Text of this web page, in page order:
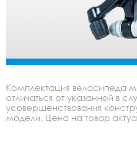
Комплектация велосипеда
отличаться от указанной в
усовершенствования
модели. Цена на товар